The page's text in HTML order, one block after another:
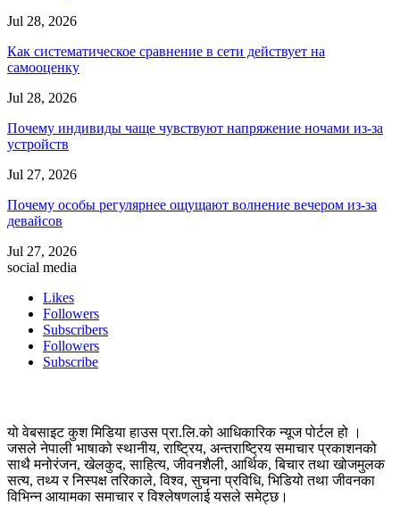
Jul 28, 2026
Как систематическое сравнение в сети действует на
самооценку
Jul 28, 2026
Почему индивиды чаще чувствуют напряжение ночами из-за
устройств
Jul 27, 2026
Почему особы регулярнее ощущают волнение вечером из-за
девайсов
Jul 27, 2026
social media
Likes
Followers
Subscribers
Followers
Subscribe
यो वेबसाइट कुश मिडिया हाउस प्रा.लि.को आधिकारिक न्यूज पोर्टल हो ।
जसले नेपाली भाषाको स्थानीय, राष्ट्रिय, अन्तराष्ट्रिय समाचार प्रकाशनको
साथै मनोरंजन, खेलकुद, साहित्य, जीवनशैली, आर्थिक, बिचार तथा खोजमुलक
सत्य, तथ्य र निस्पक्ष तरिकाले, विश्व, सुचना प्रविधि, भिडियो तथा जीवनका
विभिन्न आयामका समाचार र विश्लेषणलाई यसले समेट्छ।